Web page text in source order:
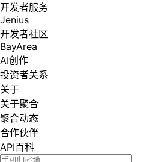
开发者服务
Jenius
开发者社区
BayArea
AI创作
投资者关系
关于
关于聚合
聚合动态
合作伙伴
API百科